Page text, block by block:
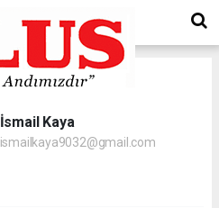
İsmail Kaya
ismailkaya9032@gmail.com